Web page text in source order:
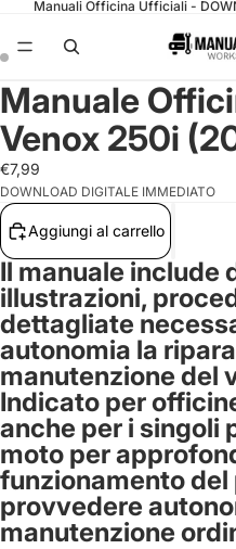
Manuali Officina Ufficiali -
Manuale
Venox 250i
€7,99
DOWNLOAD DIGITALE IMMEDIATO
Aggiungi al carrello
Il manuale include
illustrazioni,
dettagliate
autonomia la
manutenzione del
Indicato per
anche per i singoli
moto per
funzionamento del
provvedere
manutenzione